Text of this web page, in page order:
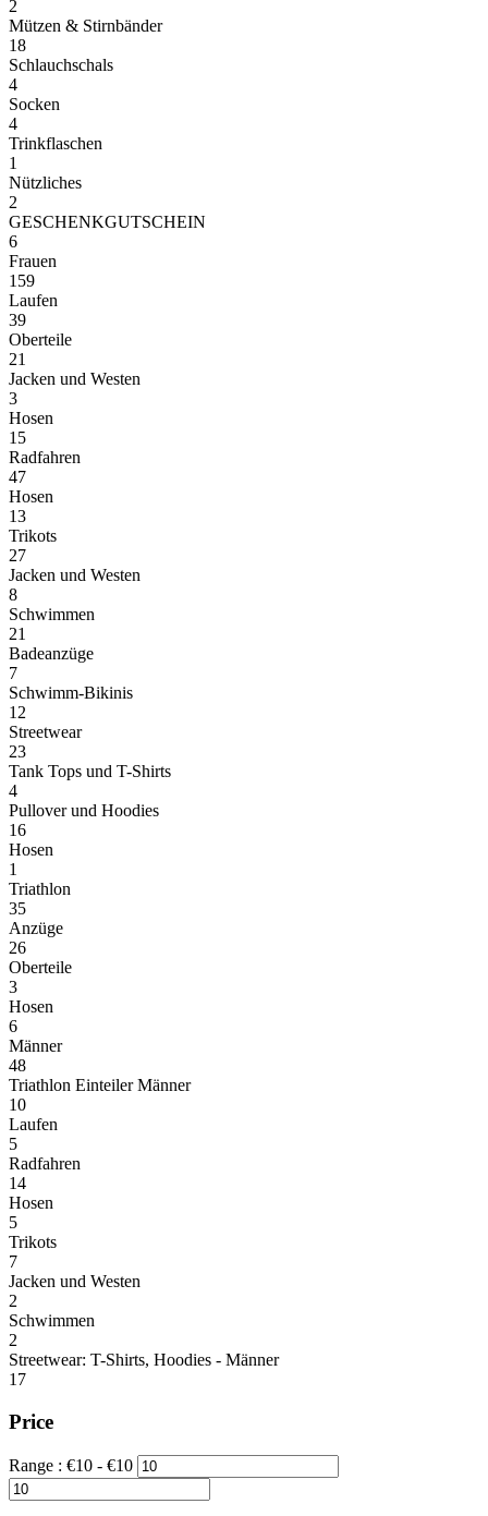
2
Mützen & Stirnbänder
18
Schlauchschals
4
Socken
4
Trinkflaschen
1
Nützliches
2
GESCHENKGUTSCHEIN
6
Frauen
159
Laufen
39
Oberteile
21
Jacken und Westen
3
Hosen
15
Radfahren
47
Hosen
13
Trikots
27
Jacken und Westen
8
Schwimmen
21
Badeanzüge
7
Schwimm-Bikinis
12
Streetwear
23
Tank Tops und T-Shirts
4
Pullover und Hoodies
16
Hosen
1
Triathlon
35
Anzüge
26
Oberteile
3
Hosen
6
Männer
48
Triathlon Einteiler Männer
10
Laufen
5
Radfahren
14
Hosen
5
Trikots
7
Jacken und Westen
2
Schwimmen
2
Streetwear: T-Shirts, Hoodies - Männer
17
Price
Range : €10 - €10